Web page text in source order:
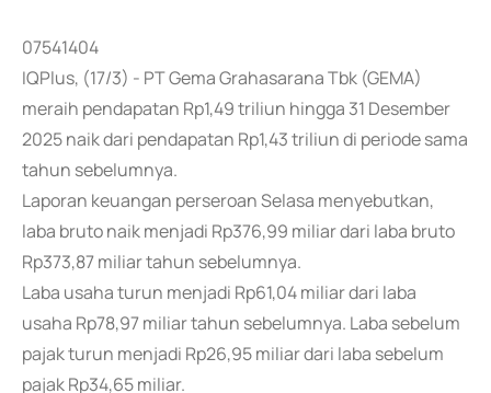
07541404
IQPlus, (17/3) - PT Gema Grahasarana Tbk (GEMA)
meraih pendapatan Rp1,49 triliun hingga 31 Desember
2025 naik dari pendapatan Rp1,43 triliun di periode sama
tahun sebelumnya.
Laporan keuangan perseroan Selasa menyebutkan,
laba bruto naik menjadi Rp376,99 miliar dari laba bruto
Rp373,87 miliar tahun sebelumnya.
Laba usaha turun menjadi Rp61,04 miliar dari laba
usaha Rp78,97 miliar tahun sebelumnya. Laba sebelum
pajak turun menjadi Rp26,95 miliar dari laba sebelum
pajak Rp34,65 miliar.